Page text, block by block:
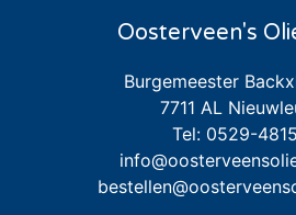
Oosterveen's
Burgemeester
7711 AL